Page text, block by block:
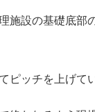
施設の基礎底部
ピッチを上げて